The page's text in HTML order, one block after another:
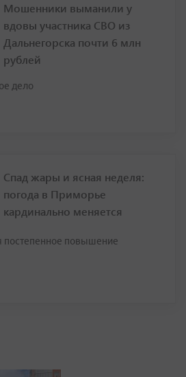
Мошенники выманили у
вдовы участника СВО из
Дальнегорска почти 6 млн
рублей
дело
Спад жары и ясная неделя:
погода в Приморье
кардинально меняется
постепенное повышение